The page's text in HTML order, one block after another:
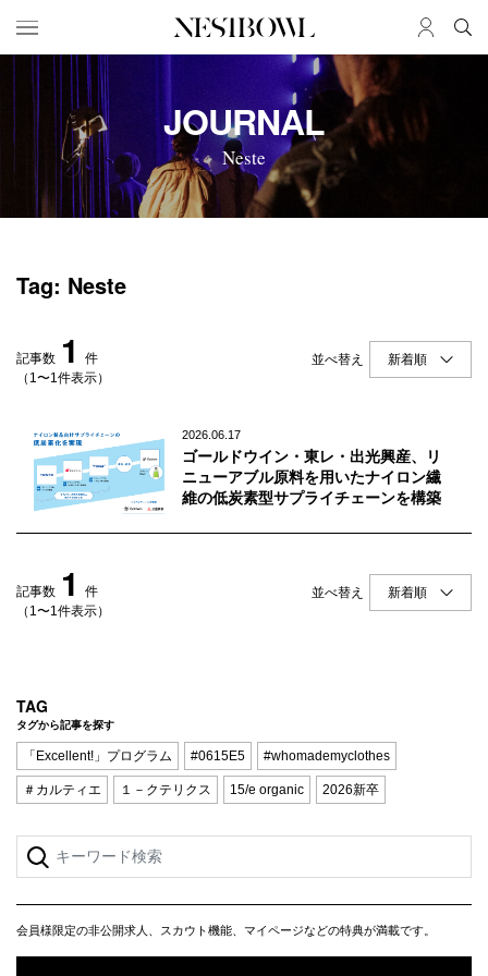
HOME
求人検索
新着求人
ブランド一覧
インタビュー
ニュース＆イベント
データ
SERVICE
初めての方へ
Q&A
ログイン
会員登録
JOURNAL
Neste
Tag: Neste
記事数 1
件
（1〜1件表示）
並べ替え
2026.06.17
ゴールドウイン・東レ・出光興産、リ
ニューアブル原料を用いたナイロン繊
維の低炭素型サプライチェーンを構築
記事数 1
件
（1〜1件表示）
並べ替え
TAG
タグから記事を探す
「Excellent!」プログラム #0615E5 #whomademyclothes
＃カルティエ １－クテリクス 15/e organic 2026新卒
会員様限定の非公開求人、スカウト機能、マイページなどの特典が満載です。